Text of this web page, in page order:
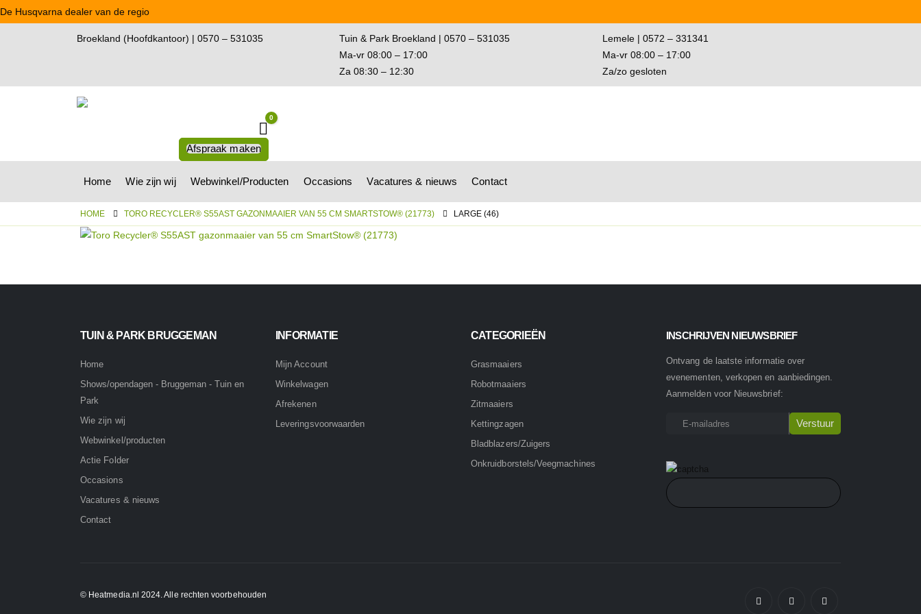
De Husqvarna dealer van de regio
Broekland (Hoofdkantoor) | 0570 – 531035
Tuin & Park Broekland | 0570 – 531035
Ma-vr 08:00 – 17:00
Za 08:30 – 12:30
Lemele | 0572 – 331341
Ma-vr 08:00 – 17:00
Za/zo gesloten
Winkelwagen
0
Afspraak maken
Home Wie zijn wij Webwinkel/Producten Occasions Vacatures & nieuws Contact
HOME TORO RECYCLER® S55AST GAZONMAAIER VAN 55 CM SMARTSTOW® (21773) LARGE (46)
TUIN & PARK BRUGGEMAN
Home
Shows/opendagen - Bruggeman - Tuin en
Park
Wie zijn wij
Webwinkel/producten
Actie Folder
Occasions
Vacatures & nieuws
Contact
INFORMATIE
Mijn Account
Winkelwagen
Afrekenen
Leveringsvoorwaarden
CATEGORIEËN
Grasmaaiers
Robotmaaiers
Zitmaaiers
Kettingzagen
Bladblazers/Zuigers
Onkruidborstels/Veegmachines
INSCHRIJVEN NIEUWSBRIEF
Ontvang de laatste informatie over
evenementen, verkopen en aanbiedingen.
Aanmelden voor Nieuwsbrief:
© Heatmedia.nl 2024. Alle rechten voorbehouden